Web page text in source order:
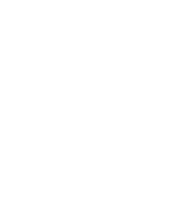
は光、水、塩説明書見
ど無いですか 神棚買お
でした 簡素化されて